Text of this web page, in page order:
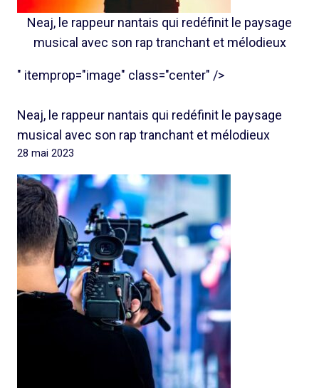
Neaj, le rappeur nantais qui redéfinit le paysage
musical avec son rap tranchant et mélodieux
" itemprop="image" class="center" />
Neaj, le rappeur nantais qui redéfinit le paysage
musical avec son rap tranchant et mélodieux
28 mai 2023